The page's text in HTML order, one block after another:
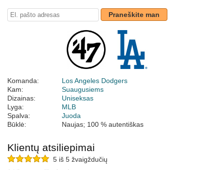
Praneškite man
Komanda:
Los Angeles Dodgers
Kam:
Suaugusiems
Dizainas:
Uniseksas
Lyga:
MLB
Spalva:
Juoda
Būklė:
Naujas; 100 % autentiškas
Klientų atsiliepimai
5 iš 5 žvaigždučių